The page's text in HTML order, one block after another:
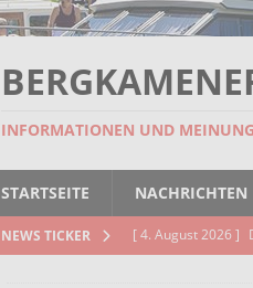
INFORMATIONEN UND
STARTSEITE NACHRICHTEN
NEWS TICKER [ 4. August 2026 ]